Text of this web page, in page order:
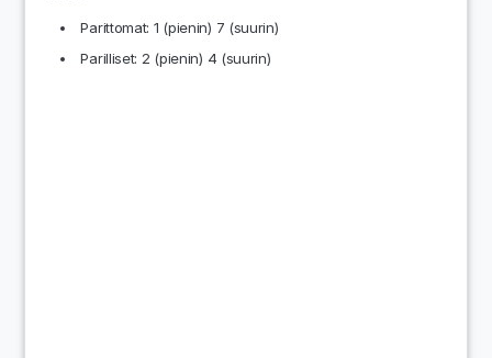
Parittomat: 1 (pienin) 7 (suurin)
Parilliset: 2 (pienin) 4 (suurin)